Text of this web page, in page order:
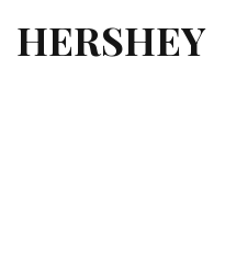
HERSHEY